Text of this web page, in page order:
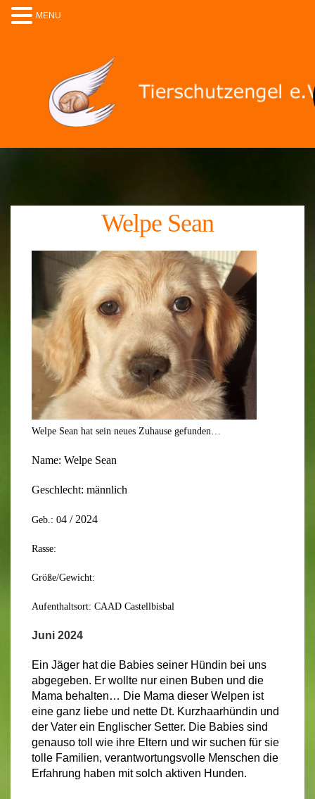
Welpe Sean
Welpe Sean hat sein neues Zuhause gefunden…
Name: Welpe Sean
Geschlecht: männlich
Geb.: 04 / 2024
Rasse:
Größe/Gewicht:
Aufenthaltsort: CAAD Castellbisbal
Juni 2024
Ein Jäger hat die Babies seiner Hündin bei uns
abgegeben. Er wollte nur einen Buben und die
Mama behalten… Die Mama dieser Welpen ist
eine ganz liebe und nette Dt. Kurzhaarhündin und
der Vater ein Englischer Setter. Die Babies sind
genauso toll wie ihre Eltern und wir suchen für sie
tolle Familien, verantwortungsvolle Menschen die
Erfahrung haben mit solch aktiven Hunden.
MENU